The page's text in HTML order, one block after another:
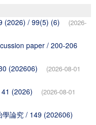
(2026) / 99(5) (6)
(2026-
paper / 200-206
(202606)
(2026-08-01
(2026)
(2026-08-01
論究 / 149 (202606)